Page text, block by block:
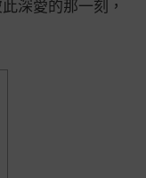
深愛的那一刻，